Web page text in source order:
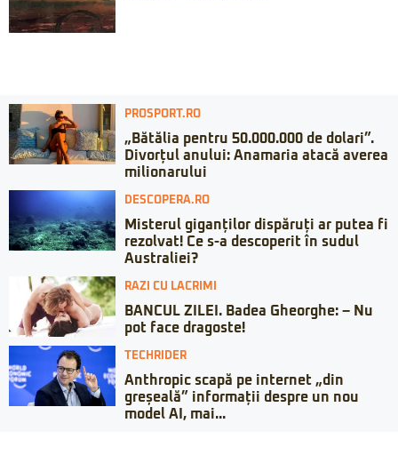
PROSPORT.RO
„Bătălia pentru 50.000.000 de dolari”.
Divorțul anului: Anamaria atacă averea
milionarului
DESCOPERA.RO
Misterul giganților dispăruți ar putea fi
rezolvat! Ce s-a descoperit în sudul
Australiei?
RAZI CU LACRIMI
BANCUL ZILEI. Badea Gheorghe: – Nu
pot face dragoste!
TECHRIDER
Anthropic scapă pe internet „din
greșeală” informații despre un nou
model AI, mai...